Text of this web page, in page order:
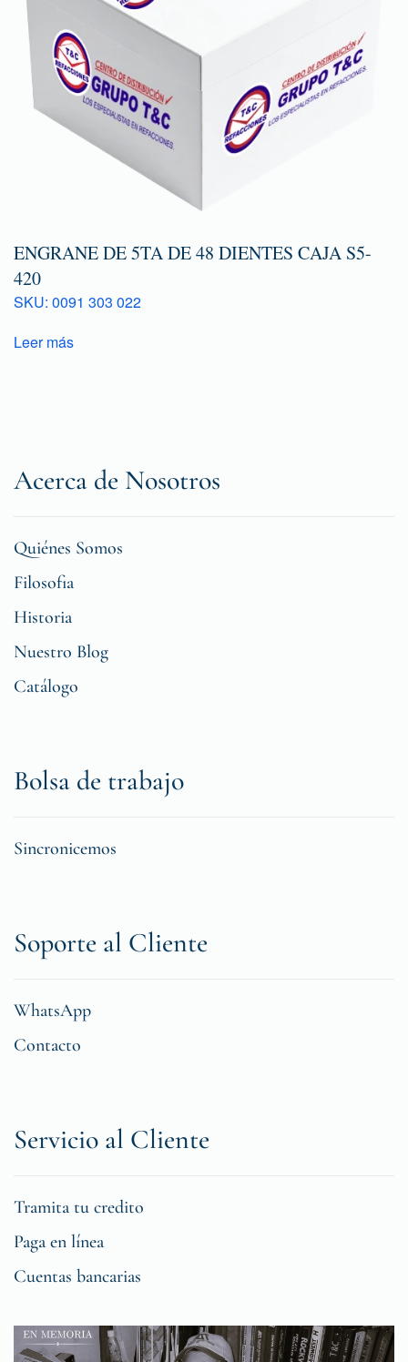
ENGRANE DE 5TA DE 48 DIENTES CAJA S5-
420
SKU: 0091 303 022
Leer más
Acerca de Nosotros
Quiénes Somos
Filosofia
Historia
Nuestro Blog
Catálogo
Bolsa de trabajo
Sincronicemos
Soporte al Cliente
WhatsApp
Contacto
Servicio al Cliente
Tramita tu credito
Paga en línea
Cuentas bancarias